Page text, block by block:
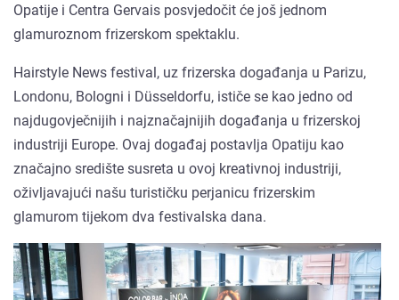
Opatije i Centra Gervais posvjedočit će još jednom
glamuroznom frizerskom spektaklu.
Hairstyle News festival, uz frizerska događanja u Parizu,
Londonu, Bologni i Düsseldorfu, ističe se kao jedno od
najdugovječnijih i najznačajnijih događanja u frizerskoj
industriji Europe. Ovaj događaj postavlja Opatiju kao
značajno središte susreta u ovoj kreativnoj industriji,
oživljavajući našu turističku perjanicu frizerskim
glamurom tijekom dva festivalska dana.